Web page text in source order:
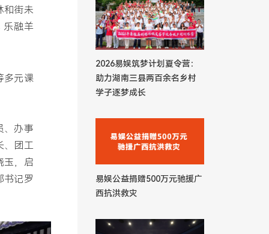
和街未
乐融羊
多元课
、办事
、团工
玉，启
书记罗
2026易娱筑梦计划夏令营：
助力湖南三县两百余名乡村
学子逐梦成长
易娱公益捐赠500万元驰援广
西抗洪救灾